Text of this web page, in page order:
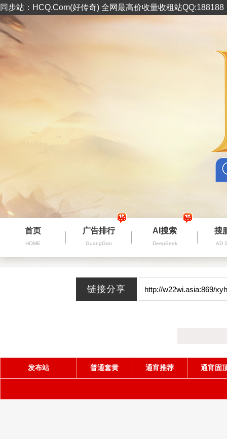
同步站：HCQ.Com(好传奇) 全网最高价收量收租站
首页
HOME
广告排行
GuangGao
AI搜索
DeepSeek
搜
AD
发布站 普通套黄 通宵推荐 通宵固